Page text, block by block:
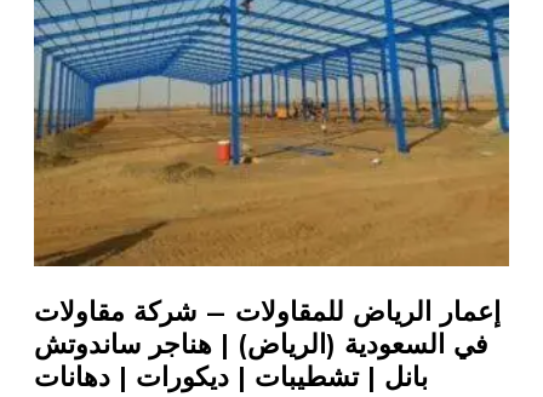
إعمار الرياض للمقاولات – شركة مقاولات
في السعودية (الرياض) | هناجر ساندوتش
بانل | تشطيبات | ديكورات | دهانات